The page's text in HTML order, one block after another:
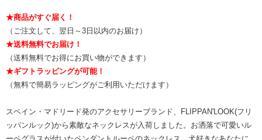
★商品がすぐ届く！
（ご注文して、翌日～3日以内のお届け）
★送料無料でお届け！
（送料無料でお得にお買い物ができます）
★ギフトラッピングが可能！
（無料で簡易ラッピングがご利用いただけます）
スペイン・マドリード発のアクセサリーブランド、FLIPPAN'LOOK(フリ
ッパンルック)から素敵なネックレスが入荷しました。お洒落で可愛いル